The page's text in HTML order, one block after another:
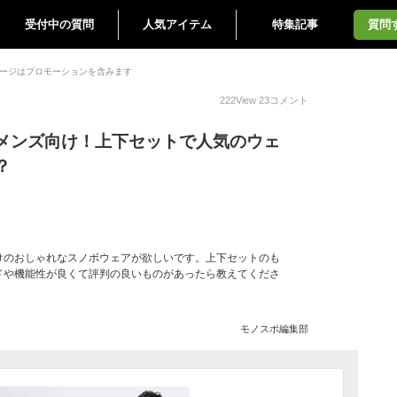
受付中の質問 人気アイテム 特集記事 質問
ジはプロモーションを含みます
222View 23コメント
ンズ向け！上下セットで人気のウェ
おしゃれなスノボウェアが欲しいです。上下セットのも
機能性が良くて評判の良いものがあったら教えてくださ
モノスポ編集部